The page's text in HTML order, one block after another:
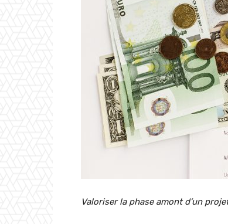
Valoriser la phase amont d’un